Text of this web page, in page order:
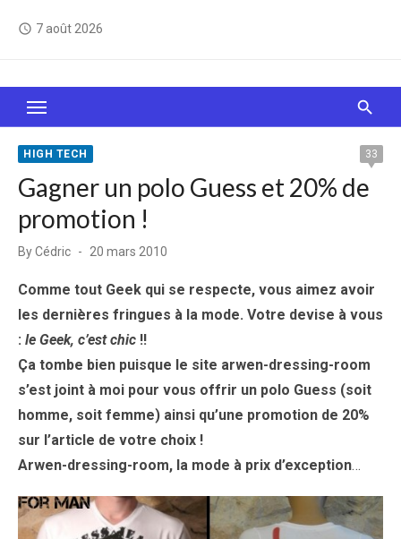
access_time 7 août 2026
Le Web, c'est comme une boîte de chocolats… On
sait jamais sur quoi on va tomber !
HIGH TECH 33
Gagner un polo Guess et 20% de
promotion !
ByCédric
Posted
20 mars 2010
Comme tout Geek qui se respecte, vous aimez avoir
les dernières fringues à la mode. Votre devise à vous
: le Geek, c’est chic !!
Ça tombe bien puisque le site arwen-dressing-room
s’est joint à moi pour vous offrir un polo Guess (soit
homme, soit femme) ainsi qu’une promotion de 20%
sur l’article de votre choix !
Arwen-dressing-room, la mode à prix d’exception…